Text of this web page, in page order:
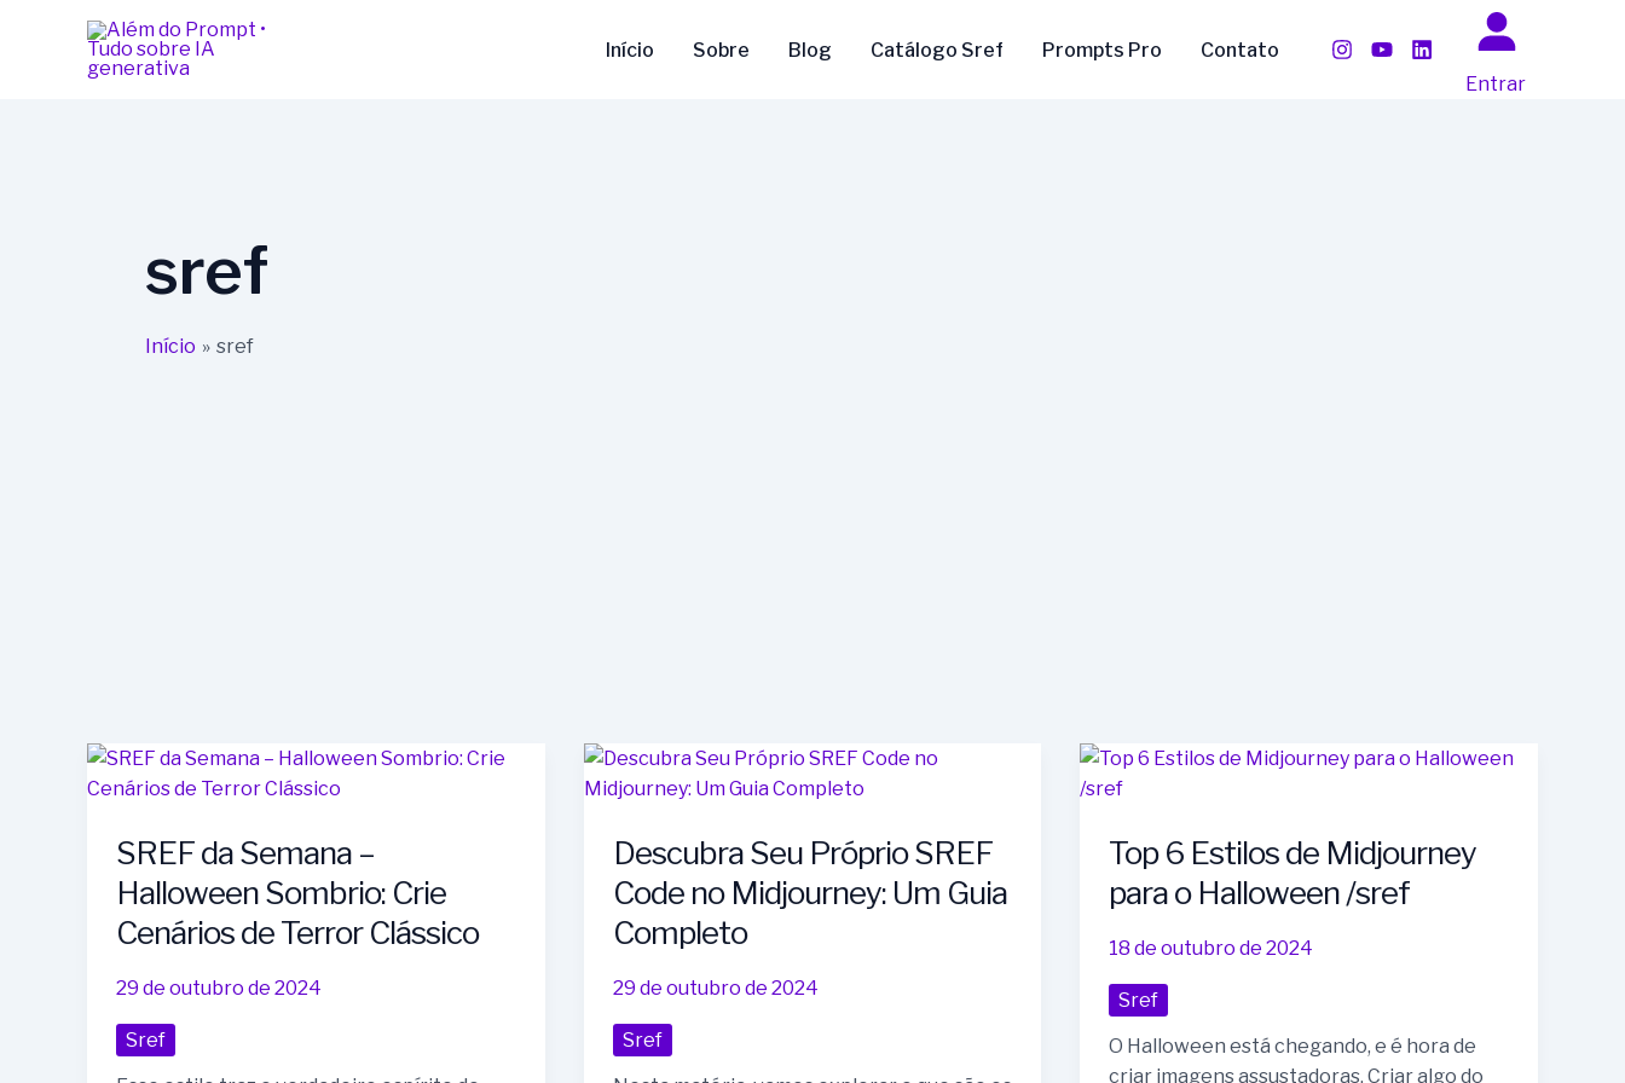
Início Sobre Blog Catálogo Sref Prompts Pro
Contato
Entrar
sref
Início sref
SREF da Semana –
Halloween Sombrio: Crie
Cenários de Terror Clássico
29 de outubro de 2024
Sref
SREF
da
–
Halloween
Sombrio:
Crie
de
Terror
Clássico
Descubra Seu Próprio SREF
Code no Midjourney: Um Guia
Completo
29 de outubro de 2024
Sref
Descubra
Seu
SREF
Code
no
Midjourney:
Guia
Completo
Top 6 Estilos de Midjourney
para o Halloween /sref
18 de outubro de 2024
Sref
O Halloween está chegando, e é hora de
criar imagens assustadoras. Criar algo do
Top
6
de
Midjourney
para
o
/sref